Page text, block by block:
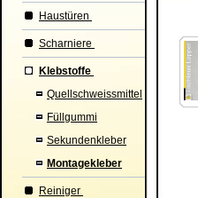
Haustüren
Scharniere
Klebstoffe
Quellschweissmittel
Füllgummi
Sekundenkleber
Montagekleber
Reiniger